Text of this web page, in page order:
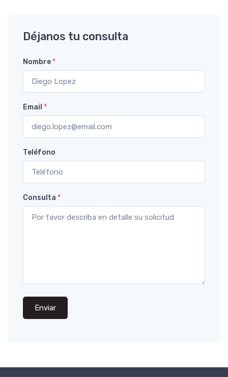
Déjanos tu consulta
Nombre*
Email *
Teléfono
Consulta *
Enviar